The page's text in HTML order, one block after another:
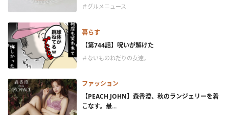
＃グルメニュース
暮らす
【第744話】呪いが解けた
＃ないものねだりの女達。
ファッション
【PEACH JOHN】森香澄、秋のランジェリーを着
こなす。最...